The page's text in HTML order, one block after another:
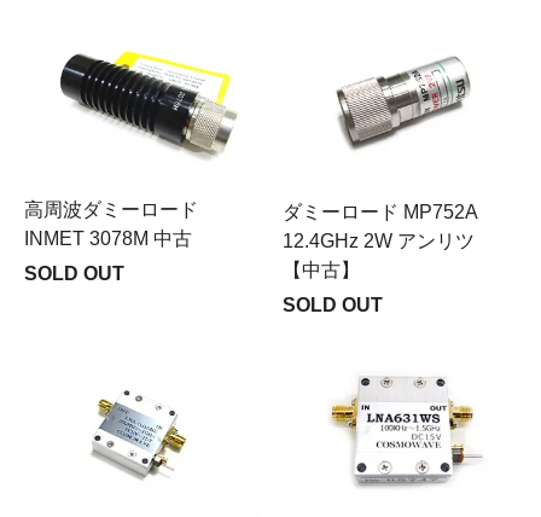
高周波ダミーロード
INMET 3078M 中古
SOLD OUT
ダミーロード MP752A
12.4GHz 2W アンリツ
【中古】
SOLD OUT